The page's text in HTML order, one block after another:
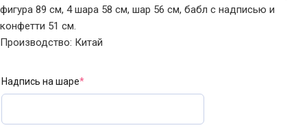
фигура 89 см, 4 шара 58 см, шар 56 см, бабл с надписью и
конфетти 51 см.
Производство: Китай
Надпись на шаре*